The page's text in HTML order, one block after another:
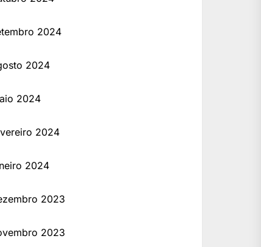
2024
2024
2024
2024
2024
2023
2023